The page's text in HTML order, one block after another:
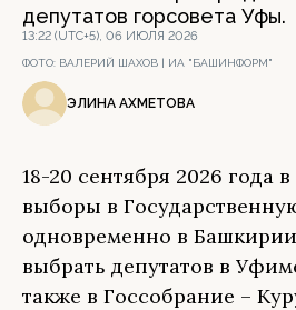
депутатов горсовета Уфы.
13:22 (UTC+5), 06 ИЮЛЯ 2026
ФОТО: ВАЛЕРИЙ ШАХОВ | ИА "БАШИНФОРМ"
ЭЛИНА АХМЕТОВА
18-20 сентября 2026 года
выборы в
одновременно в
выбрать депутатов в
также в Госсобрание –